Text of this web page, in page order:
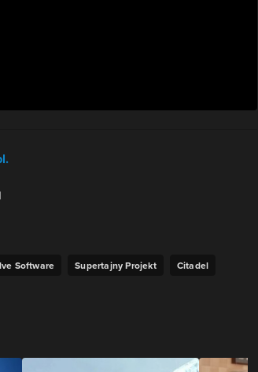
Software Supertajny Projekt Citadel